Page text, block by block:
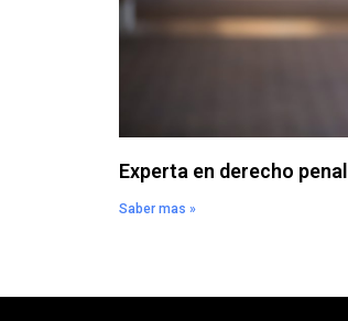
Experta en derecho penal
Saber mas »